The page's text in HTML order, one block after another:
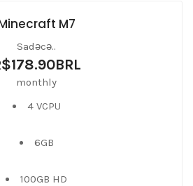
M7
Sadəcə..
monthly
4 VCPU
6GB
100GB HD